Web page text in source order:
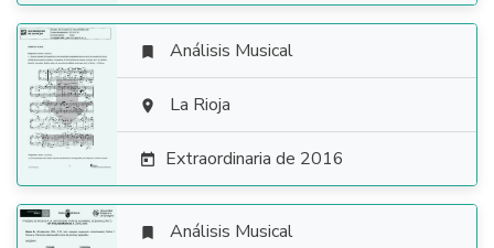

 Análisis Musical
 La Rioja
 Extraordinaria de 2016
 Análisis Musical